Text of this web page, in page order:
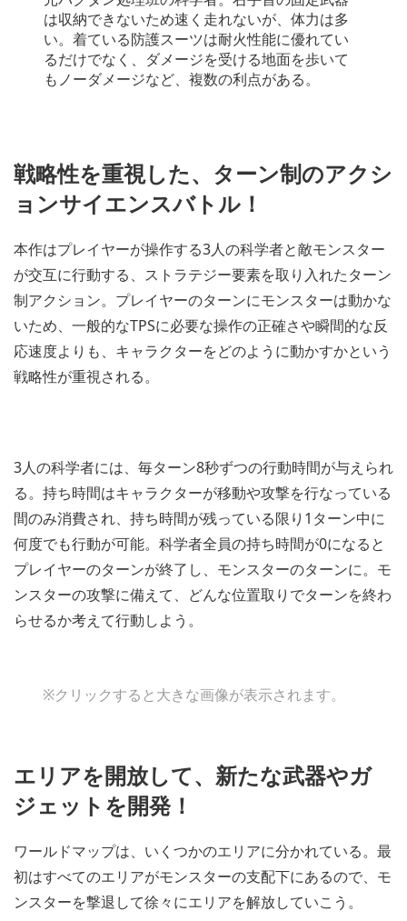
は収納できないため速く走れないが、体力は多
い。着ている防護スーツは耐火性能に優れてい
るだけでなく、ダメージを受ける地面を歩いて
もノーダメージなど、複数の利点がある。
戦略性を重視した、ターン制のアクシ
ョンサイエンスバトル！
本作はプレイヤーが操作する3人の科学者と敵モンスター
が交互に行動する、ストラテジー要素を取り入れたターン
制アクション。プレイヤーのターンにモンスターは動かな
いため、一般的なTPSに必要な操作の正確さや瞬間的な反
応速度よりも、キャラクターをどのように動かすかという
戦略性が重視される。
3人の科学者には、毎ターン8秒ずつの行動時間が与えられ
る。持ち時間はキャラクターが移動や攻撃を行なっている
間のみ消費され、持ち時間が残っている限り1ターン中に
何度でも行動が可能。科学者全員の持ち時間が0になると
プレイヤーのターンが終了し、モンスターのターンに。モ
ンスターの攻撃に備えて、どんな位置取りでターンを終わ
らせるか考えて行動しよう。
※クリックすると大きな画像が表示されます。
エリアを開放して、新たな武器やガ
ジェットを開発！
ワールドマップは、いくつかのエリアに分かれている。最
初はすべてのエリアがモンスターの支配下にあるので、モ
ンスターを撃退して徐々にエリアを解放していこう。